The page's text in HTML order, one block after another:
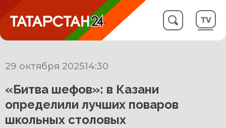
29 октября 202514:30
«Битва шефов»: в Казани
определили лучших поваров
школьных столовых